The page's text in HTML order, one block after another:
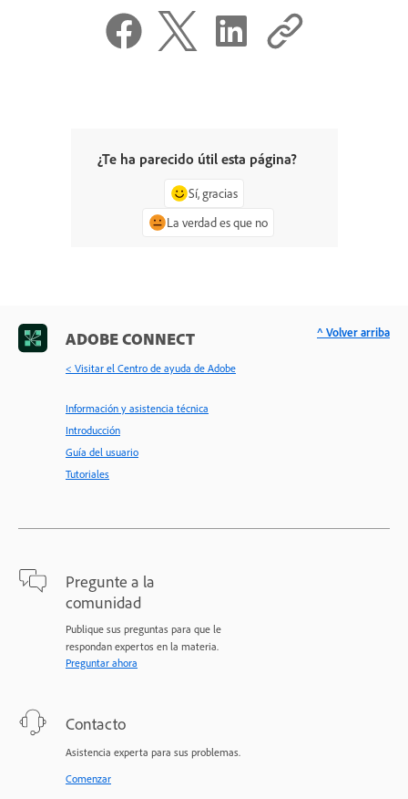
¿Te ha parecido útil esta página?
Sí, gracias
La verdad es que no
ADOBE CONNECT
< Visitar el Centro de ayuda de Adobe
Información y asistencia técnica
Introducción
Guía del usuario
Tutoriales
Pregunte a la
comunidad
Publique sus preguntas para que le
respondan expertos en la materia.
Preguntar ahora
Contacto
Asistencia experta para sus problemas.
Comenzar
^ Volver arriba